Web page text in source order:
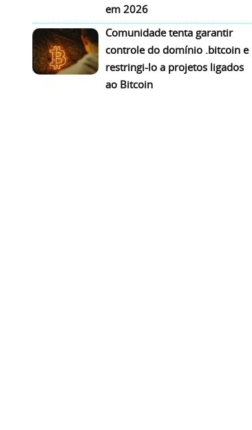
em 2026
Comunidade tenta garantir
controle do domínio .bitcoin e
restringi-lo a projetos ligados
ao Bitcoin